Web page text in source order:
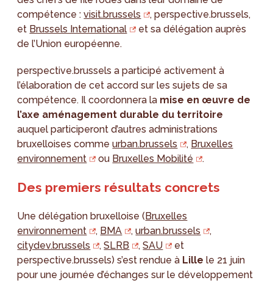
compétence :visit.brussels
, perspective.brussels,
et Brussels International
et sa délégation auprès
de l’Union européenne.
perspective.brussels a participé activement à
l’élaboration de cet accord sur les sujets de sa
compétence. Il coordonnera la mise en œuvre de
l’axe aménagement durable du territoire
auquel participeront d’autres administrations
bruxelloises commeurban.brussels , Bruxelles
environnement
ou Bruxelles Mobilité .
Des premiers résultats concrets
Une délégation bruxelloise ( Bruxelles
environnement
, BMA ,urban.brussels
,
citydev.brussels
,SLRB ,SAU
et
perspective.brussels) s’est rendue à Lillele 21 juin
pour une journée d’échanges sur le développement